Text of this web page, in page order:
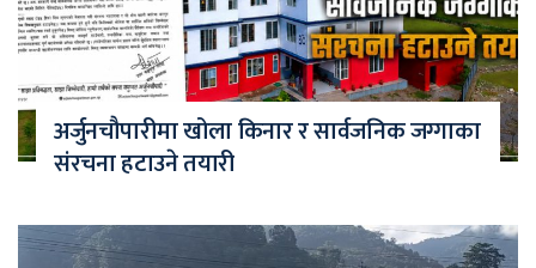
अर्जुनचौपारीमा खोला किनार र सार्वजनिक जग्गाका
संरचना हटाउने तयारी